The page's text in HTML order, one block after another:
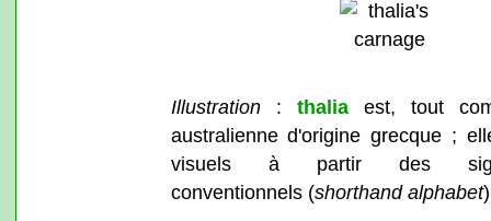
Illustration: thaliaest, tout
australienne d'origine grecque ;
visuels à partir des
conventionnels (shorthand alphabet